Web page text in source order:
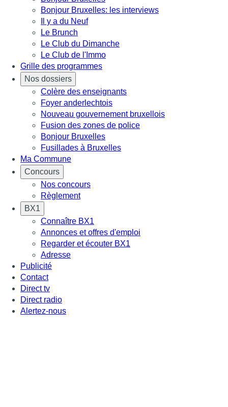
Bonjour Bruxelles: les interviews
Il y a du Neuf
Le Brunch
Le Club du Dimanche
Le Club de l'Immo
Grille des programmes
Nos dossiers
Colère des enseignants
Foyer anderlechtois
Nouveau gouvernement bruxellois
Fusion des zones de police
Bonjour Bruxelles
Fusillades à Bruxelles
Ma Commune
Concours
Nos concours
Règlement
BX1
Connaître BX1
Annonces et offres d'emploi
Regarder et écouter BX1
Adresse
Publicité
Contact
Direct tv
Direct radio
Alertez-nous